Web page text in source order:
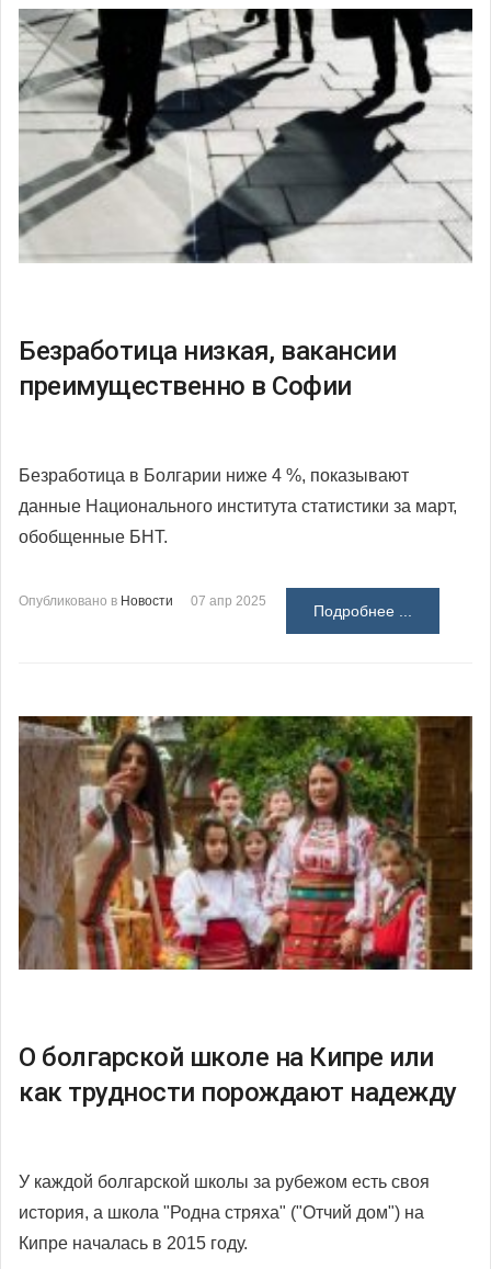
Безработица низкая, вакансии
преимущественно в Софии
Безработица в Болгарии ниже 4 %, показывают
данные Национального института статистики за март,
обобщенные БНТ.
Опубликовано в Новости 07 апр 2025
Подробнее ...
О болгарской школе на Кипре или
как трудности порождают надежду
У каждой болгарской школы за рубежом есть своя
история, а школа "Родна стряха" ("Отчий дом") на
Кипре началась в 2015 году.